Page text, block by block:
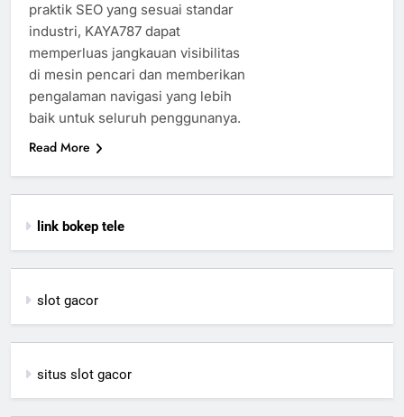
praktik SEO yang sesuai standar
industri, KAYA787 dapat
memperluas jangkauan visibilitas
di mesin pencari dan memberikan
pengalaman navigasi yang lebih
baik untuk seluruh penggunanya.
Read More
link bokep tele
slot gacor
situs slot gacor